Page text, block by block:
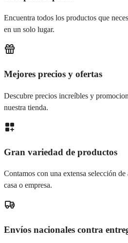
Encuentra todos los productos que
en un solo lugar.
Mejores precios y ofertas
Descubre precios increíbles y
nuestra tienda.
Gran variedad de productos
Contamos con una extensa selección
casa o empresa.
Envíos nacionales contra